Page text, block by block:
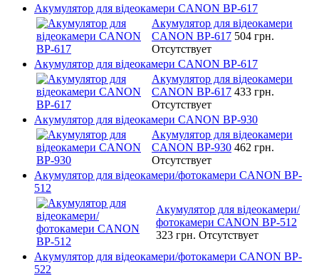
Акумулятор для відеокамери CANON BP-617
Акумулятор для відеокамери
CANON BP-617 504 грн.
Отсутствует
Акумулятор для відеокамери CANON BP-617
Акумулятор для відеокамери
CANON BP-617 433 грн.
Отсутствует
Акумулятор для відеокамери CANON BP-930
Акумулятор для відеокамери
CANON BP-930 462 грн.
Отсутствует
Акумулятор для відеокамери/фотокамери CANON BP-
512
Акумулятор для відеокамери/
фотокамери CANON BP-512
323 грн. Отсутствует
Акумулятор для відеокамери/фотокамери CANON BP-
522